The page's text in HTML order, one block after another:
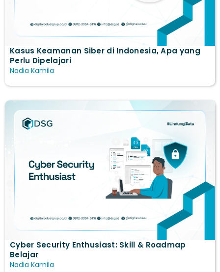
Kasus Keamanan Siber di Indonesia, Apa yang
Perlu Dipelajari
Nadia Kamila
Cyber Security Enthusiast: Skill & Roadmap
Belajar
Nadia Kamila